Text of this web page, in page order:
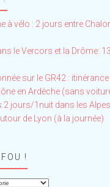
à vélo : 2 jours entre
le Vercors et la Drôme:
sur le GR42 :
en Ardèche (sans
2 jours/1nuit dans les Alpes
de Lyon (à la journée)
!